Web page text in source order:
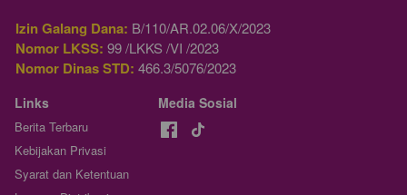
Izin Galang Dana: B/110/AR.02.06/X/2023
Nomor LKSS: 99 /LKKS /VI /2023
Nomor Dinas STD: 466.3/5076/2023
Links
Berita Terbaru
Kebijakan Privasi
Syarat dan Ketentuan
Media Sosial